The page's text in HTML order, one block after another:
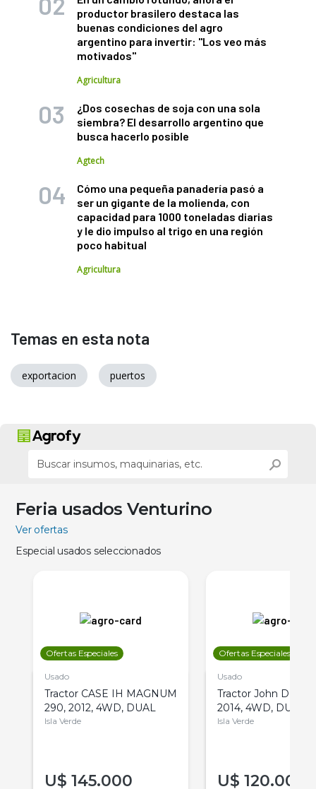
productor brasilero destaca las
buenas condiciones del agro
argentino para invertir: "Los veo más
motivados"
Agricultura
¿Dos cosechas de soja con una sola
siembra? El desarrollo argentino que
busca hacerlo posible
Agtech
Cómo una pequeña panadería pasó a
ser un gigante de la molienda, con
capacidad para 1000 toneladas diarias
y le dio impulso al trigo en una región
poco habitual
Agricultura
Temas en esta nota
exportacion puertos
Feria usados Venturino
Ver ofertas
Especial usados seleccionados
Ofertas Especiales
Usado
Tractor CASE IH MAGNUM
290, 2012, 4WD, DUAL
Isla Verde
U$ 145.000
Ofertas Especiales
Usado
Tractor John Deere
2014, 4WD, DUAL
Isla Verde
U$ 120.000